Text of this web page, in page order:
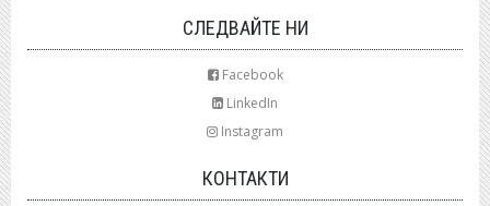
СЛЕДВАЙТЕ НИ
Facebook
LinkedIn
Instagram
КОНТАКТИ